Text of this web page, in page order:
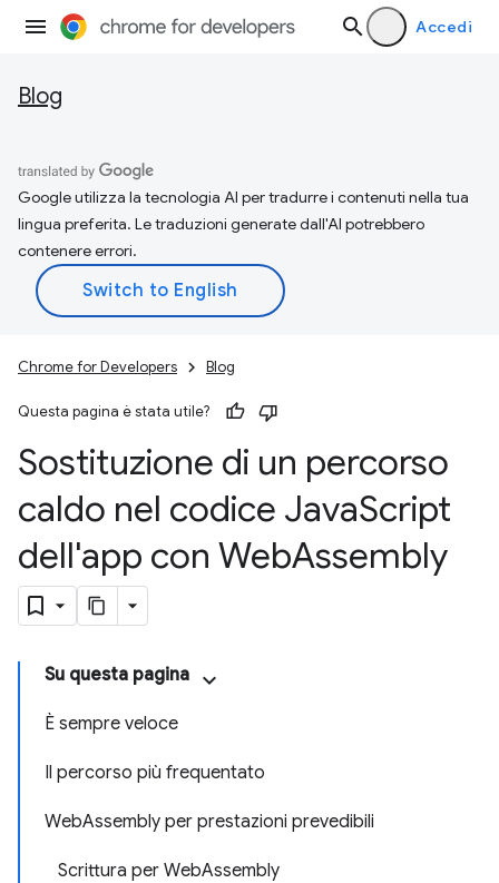
Accedi
Blog
Google utilizza la tecnologia AI per tradurre i contenuti nella tua
lingua preferita. Le traduzioni generate dall'AI potrebbero
contenere errori.
Chrome for Developers Blog
Questa pagina è stata utile?
Sostituzione di un percorso
caldo nel codice JavaScript
dell'app con WebAssembly
Su questa pagina
È sempre veloce
Il percorso più frequentato
WebAssembly per prestazioni prevedibili
Scrittura per WebAssembly